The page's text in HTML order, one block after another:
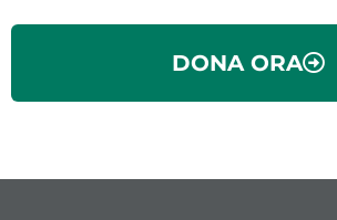
DONA ORA